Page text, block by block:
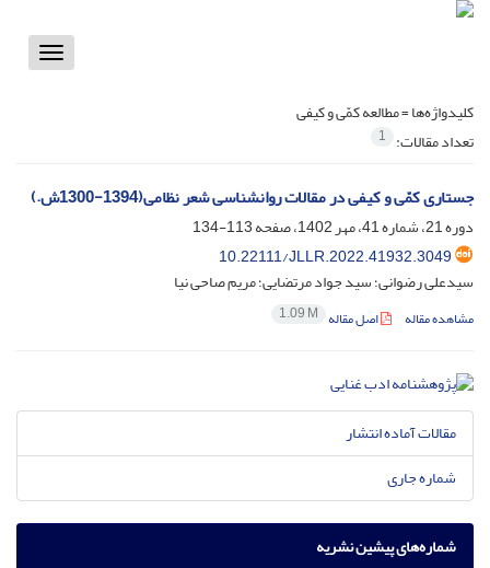
Toggle
کلیدواژه‌ها =مطالعه کمّی و کیفی
تعداد مقالات: 1
جستاری کمّی و کیفی در مقالات روانشناسی شعر نظامی(1394-1300ش.)
دوره 21، شماره 41، مهر 1402، صفحه
113-134
10.22111/JLLR.2022.41932.3049
سیدعلی رضوانی؛ سید جواد مرتضایی؛ مریم صاحی نیا
مشاهده مقاله اصل مقاله 1.09 M
مقالات آماده انتشار
شماره جاری
شماره‌های پیشین نشریه